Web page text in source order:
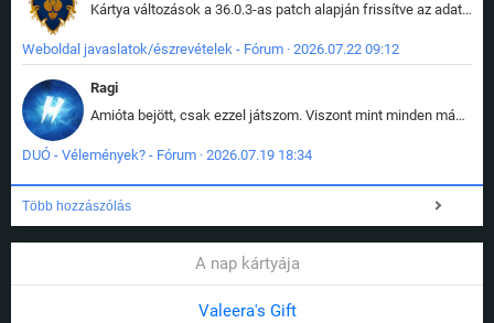
Kártya változások a 36.0.3-as patch alapján frissítve az adatbázisban (képek is cserélve).
Weboldal javaslatok/észrevételek - Fórum · 2026.07.22 09:12
Ragi
Amióta bejött, csak ezzel játszom. Viszont mint minden más - akár az alapjáték is, ez is baromira összetett lett. Néha már pár kör után is esélytelen az egész. Vagy irreállisan túltápol valaki, vagy lelép a partner, vagy csak hülye mint a segg. És amikor eljönne az én időm, na akkor jön el mindenki másé is. Engem jobban érdekelne, hogy ki milyen ratingen szokott játszani. Na ez lenne egy érdekes adat.
DUÓ - Vélemények? - Fórum · 2026.07.19 18:34
Több hozzászólás
A nap kártyája
Valeera's Gift